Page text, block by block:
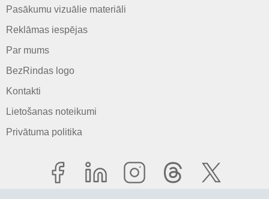
Pasākumu vizuālie materiāli
Reklāmas iespējas
Par mums
BezRindas logo
Kontakti
Lietošanas noteikumi
Privātuma politika